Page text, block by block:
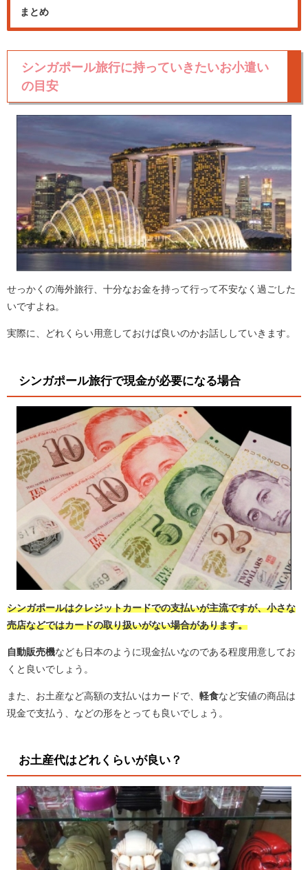
まとめ
シンガポール旅行に持っていきたいお小遣い
の目安
せっかくの海外旅行、十分なお金を持って行って不安なく過ごした
いですよね。
実際に、どれくらい用意しておけば良いのかお話ししていきます。
シンガポール旅行で現金が必要になる場合
シンガポールはクレジットカードでの支払いが主流ですが、小さな
売店などではカードの取り扱いがない場合があります。
自動販売機なども日本のように現金払いなのである程度用意してお
くと良いでしょう。
また、お土産など高額の支払いはカードで、 軽食など安値の商品は
現金で支払う、などの形をとっても良いでしょう。
お土産代はどれくらいが良い？